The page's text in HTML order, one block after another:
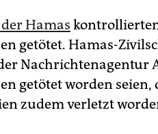
Hamas
getötet. Hamas-
Nachrichtenagentur
getötet worden
zudem verletzt